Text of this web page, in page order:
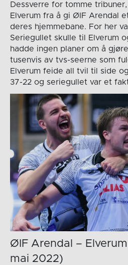
Dessverre for tomme
Elverum fra å gi ØIF Arendal
deres hjemmebane. For her
Seriegullet skulle til Elverum
hadde ingen planer om å
tusenvis av tvs-seerne som
Elverum feide all tvil til side
37-22 og seriegullet var et
ØIF Arendal –
mai 2022)